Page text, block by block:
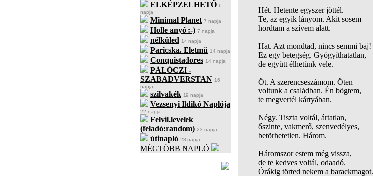
ELKÉPZELHETŐ 6
napja
Minimal Planet 7 napja
Holle anyó :-) 7 napja
nélküled 14 napja
Paricska. Életmű 14 napja
Conquistadores 14 napja
PÁLÓCZI -
SZABADVERSTAN 16
napja
szilvakék 19 napja
Vezsenyi Ildikó Naplója
22 napja
Felvil.levelek
(feladó:random) 23 napja
útinapló 28 napja
MÉGTÖBB NAPLÓ
Hét. Hetente egyszer jöttél.
Te, az egyik lányom. Akit sosem
hordtam a szívem alatt.
Hat. Azt mondtad, nincs semmi baj!
Ez egy betegség. Gyógyíthatatlan,
de együtt élhetünk vele.
Öt. A szerencseszámom. Öten
voltunk a családban. Én bőgtem,
te megvertél kártyában.
Négy. Tiszta voltál, ártatlan,
őszinte, vakmerő, szenvedélyes,
betörhetetlen. Három.
Háromszor estem még vissza,
de te kedves voltál, odaadó.
Órákig törted nekem a barackmagot.